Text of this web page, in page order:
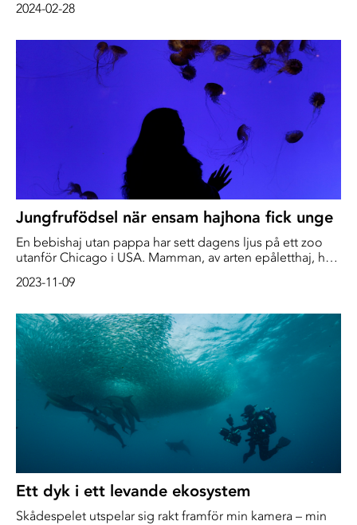
hem till bland annat makrill, kelp, bläckfisk, sjöstjärnor,
2024-02-28
Jungfrufödsel när ensam hajhona fick unge
En bebishaj utan pappa har sett dagens ljus på ett zoo
utanför Chicago i USA. Mamman, av arten epåletthaj, har
hane, rapporterar NPR.
2023-11-09
Ett dyk i ett levande ekosystem
Skådespelet utspelar sig rakt framför min kamera – min